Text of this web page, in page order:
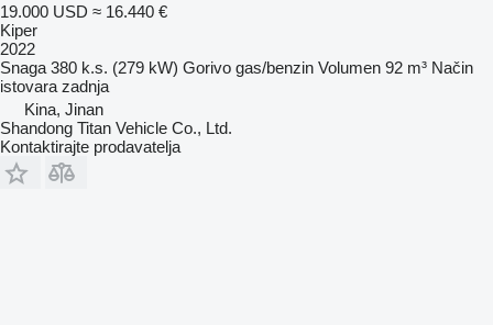
19.000 USD ≈ 16.440 €
Kiper
2022
Snaga 380 k.s. (279 kW) Gorivo gas/benzin Volumen 92 m³ Način
istovara zadnja
Kina, Jinan
Shandong Titan Vehicle Co., Ltd.
Kontaktirajte prodavatelja